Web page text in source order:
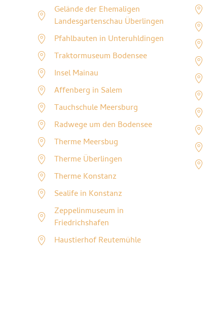
Gelände der Ehemaligen
Landesgartenschau Überlingen
Pfahlbauten in Unteruhldingen
Traktormuseum Bodensee
Insel Mainau
Affenberg in Salem
Tauchschule Meersburg
Radwege um den Bodensee
Therme Meersbug
Therme Überlingen
Therme Konstanz
Sealife in Konstanz
Zeppelinmuseum in
Friedrichshafen
Haustierhof Reutemühle